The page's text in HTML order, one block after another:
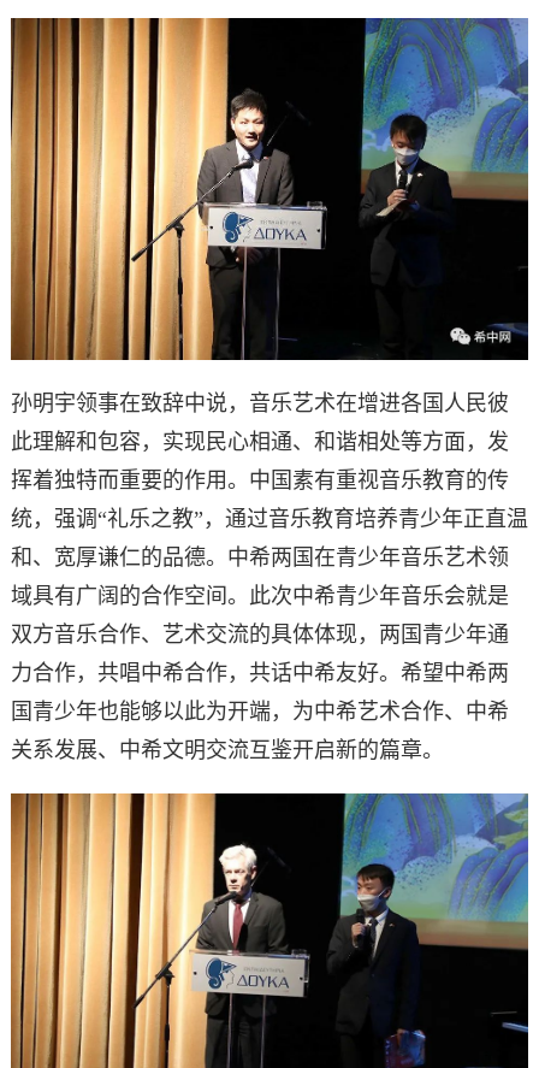
孙明宇领事在致辞中说，音乐艺术在增进各国人民彼
此理解和包容，实现民心相通、和谐相处等方面，发
挥着独特而重要的作用。中国素有重视音乐教育的传
统，强调“礼乐之教”，通过音乐教育培养青少年正直温
和、宽厚谦仁的品德。中希两国在青少年音乐艺术领
域具有广阔的合作空间。此次中希青少年音乐会就是
双方音乐合作、艺术交流的具体体现，两国青少年通
力合作，共唱中希合作，共话中希友好。希望中希两
国青少年也能够以此为开端，为中希艺术合作、中希
关系发展、中希文明交流互鉴开启新的篇章。